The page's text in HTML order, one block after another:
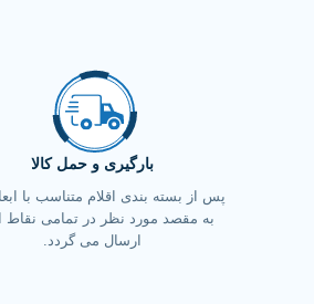
بارگیری و حمل کالا
پس از بسته بندی اقلام متناسب با
به مقصد مورد نظر در تمامی نقاط
ارسال می گردد.